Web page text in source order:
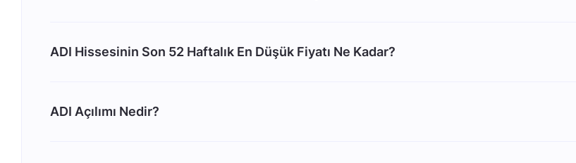
ADI Hissesinin Son 52 Haftalık En Düşük Fiyatı Ne Kadar?
ADI Açılımı Nedir?